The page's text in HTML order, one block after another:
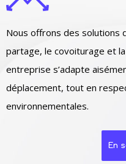
Nous offrons des solutions
partage, le covoiturage et
entreprise s’adapte
déplacement, tout en
environnementales.
En